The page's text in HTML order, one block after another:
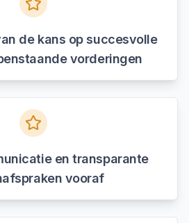
de kans op succesvolle
vorderingen
en transparante
vooraf